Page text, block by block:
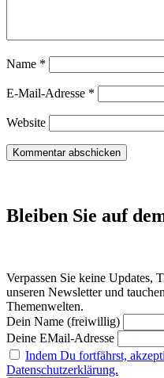
Name *
E-Mail-Adresse *
Website
Bleiben Sie auf
Verpassen Sie keine Updates,
unseren Newsletter und
Themenwelten.
Dein Name (freiwillig)
Deine EMail-Adresse
Indem Du fortfährst,
Datenschutzerklärung.